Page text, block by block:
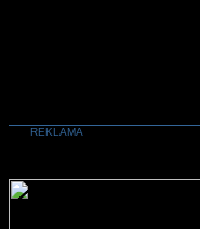
REKLAMA